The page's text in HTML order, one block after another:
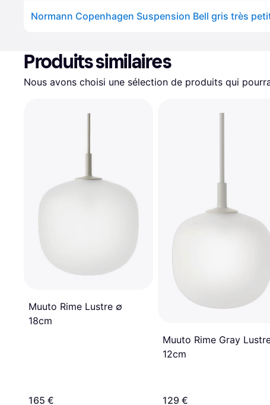
Normann Copenhagen Suspension Bell gris très
Produits similaires
Nous avons choisi une sélection de produits qui
Muuto Rime Lustre ∅
18cm
165 €
Muuto Rime Gray
12cm
129 €